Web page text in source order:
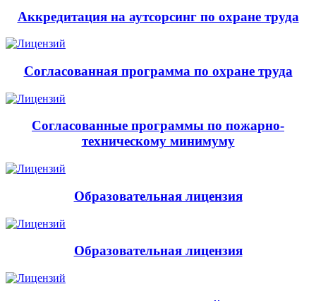
Аккредитация на аутсорсинг по охране труда
Согласованная программа по охране труда
Согласованные программы по пожарно-
техническому минимуму
Образовательная лицензия
Образовательная лицензия